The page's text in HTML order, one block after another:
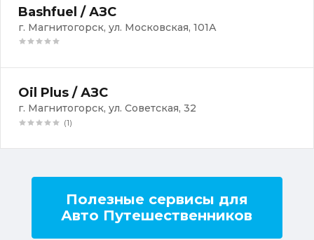
Bashfuel / АЗС
г. Магнитогорск, ул. Московская, 101А
Oil Plus / АЗС
г. Магнитогорск, ул. Советская, 32
(1)
Полезные сервисы для
Авто Путешественников